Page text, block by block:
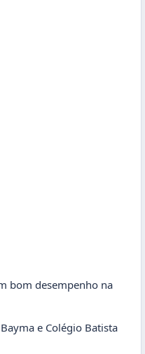
bom desempenho na
Bayma e Colégio Batista